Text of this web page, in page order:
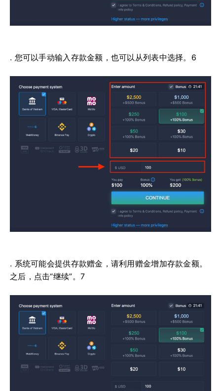
. 您可以手动输入存款金额，也可以从列表中选择。6
. 系统可能会提供存款赠金，请利用赠金增加存款金额。
之后，点击“继续”。7